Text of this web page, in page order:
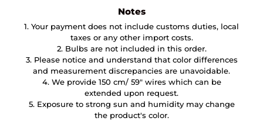
Notes
1. Your payment does not include customs duties, local
taxes or any other import costs.
2. Bulbs are not included in this order.
3. Please notice and understand that color differences
and measurement discrepancies are unavoidable.
4. We provide 150 cm/ 59″ wires which can be
extended upon request.
5. Exposure to strong sun and humidity may change
the product's color.